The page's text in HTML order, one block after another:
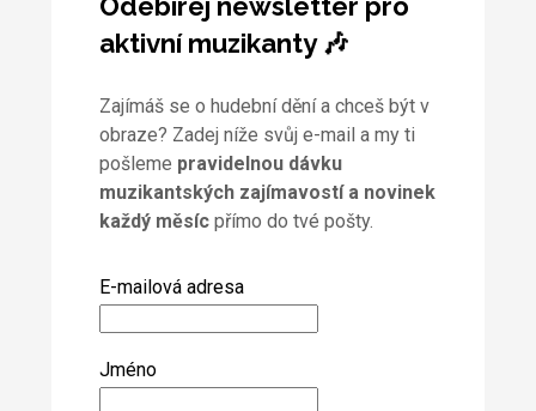
aktivní muzikanty 🎶
Zajímáš se o hudební dění a chceš být v
obraze? Zadej níže svůj e-mail a my ti
pošleme pravidelnou dávku
muzikantských zajímavostí a novinek
každý měsícpřímo do tvé pošty.
E-mailová adresa
Jméno